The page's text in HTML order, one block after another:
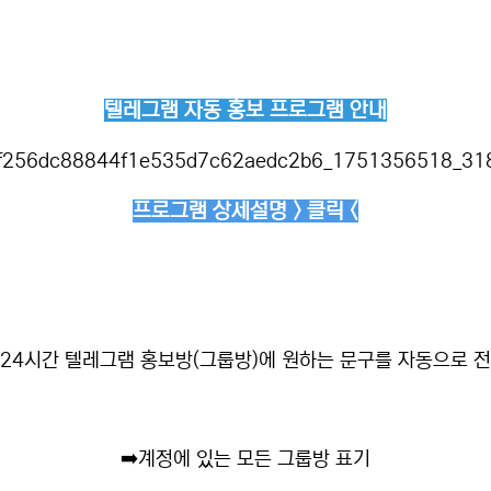
텔레그램 자동 홍보 프로그램 안내
프로그램 상세설명 > 클릭 <
24시간 텔레그램 홍보방(그룹방)에 원하는 문구를 자동으로
➡️계정에 있는 모든 그룹방 표기